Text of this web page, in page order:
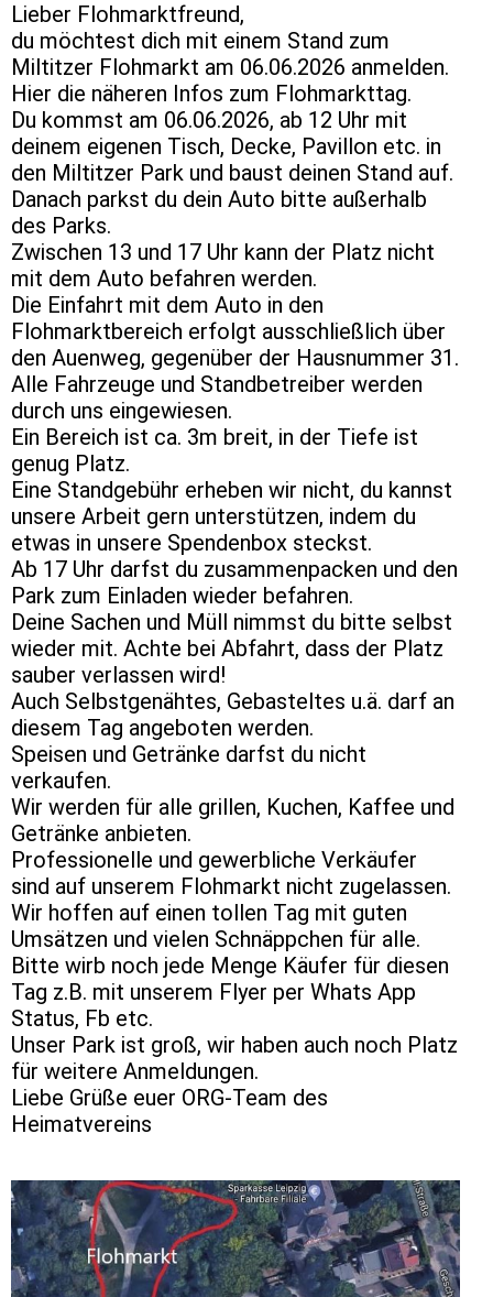
Lieber Flohmarktfreund,
du möchtest dich mit einem Stand zum
Miltitzer Flohmarkt am 06.06.2026 anmelden.
Hier die näheren Infos zum Flohmarkttag.
Du kommst am 06.06.2026, ab 12 Uhr mit
deinem eigenen Tisch, Decke, Pavillon etc. in
den Miltitzer Park und baust deinen Stand auf.
Danach parkst du dein Auto bitte außerhalb
des Parks.
Zwischen 13 und 17 Uhr kann der Platz nicht
mit dem Auto befahren werden.
Die Einfahrt mit dem Auto in den
Flohmarktbereich erfolgt ausschließlich über
den Auenweg, gegenüber der Hausnummer 31.
Alle Fahrzeuge und Standbetreiber werden
durch uns eingewiesen.
Ein Bereich ist ca. 3m breit, in der Tiefe ist
genug Platz.
Eine Standgebühr erheben wir nicht, du kannst
unsere Arbeit gern unterstützen, indem du
etwas in unsere Spendenbox steckst.
Ab 17 Uhr darfst du zusammenpacken und den
Park zum Einladen wieder befahren.
Deine Sachen und Müll nimmst du bitte selbst
wieder mit. Achte bei Abfahrt, dass der Platz
sauber verlassen wird!
Auch Selbstgenähtes, Gebasteltes u.ä. darf an
diesem Tag angeboten werden.
Speisen und Getränke darfst du nicht
verkaufen.
Wir werden für alle grillen, Kuchen, Kaffee und
Getränke anbieten.
Professionelle und gewerbliche Verkäufer
sind auf unserem Flohmarkt nicht zugelassen.
Wir hoffen auf einen tollen Tag mit guten
Umsätzen und vielen Schnäppchen für alle.
Bitte wirb noch jede Menge Käufer für diesen
Tag z.B. mit unserem Flyer per Whats App
Status, Fb etc.
Unser Park ist groß, wir haben auch noch Platz
für weitere Anmeldungen.
Liebe Grüße euer ORG-Team des
Heimatvereins